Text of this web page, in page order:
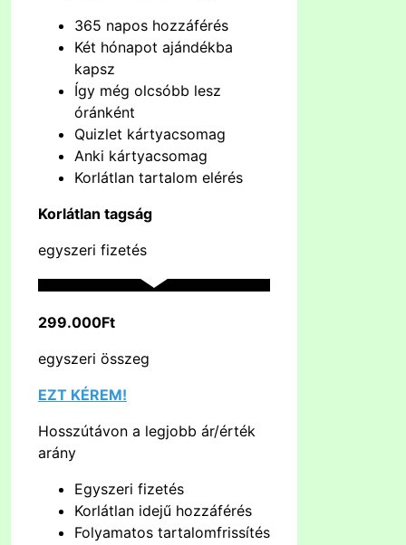
365 napos hozzáférés
Két hónapot ajándékba
kapsz
Így még olcsóbb lesz
óránként
Quizlet kártyacsomag
Anki kártyacsomag
Korlátlan tartalom elérés
Korlátlan tagság
egyszeri fizetés
299.000Ft
egyszeri összeg
EZT KÉREM!
Hosszútávon a legjobb ár/érték
arány
Egyszeri fizetés
Korlátlan idejű hozzáférés
Folyamatos tartalomfrissítés